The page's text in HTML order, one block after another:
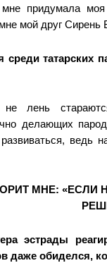
придумала
мой друг Сирень
татарских
лень
делающих
ведь
МНЕ: «ЕСЛИ
эстрады
даже обиделся,